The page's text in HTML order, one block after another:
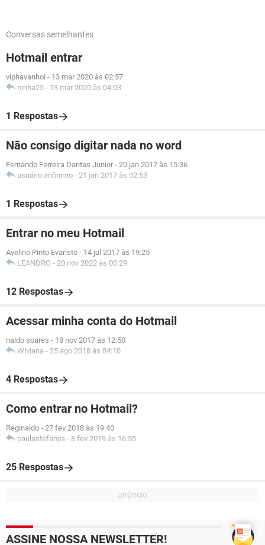
Conversas semelhantes
Hotmail entrar
viphavanhoi - 13 mar 2020 às 02:57
ninha25 - 13 mar 2020 às 04:03
1 Respostas
Não consigo digitar nada no word
Fernando Ferreira Dantas Junior - 20 jan 2017 às 15:36
usuário anônimo - 21 jan 2017 às 02:53
1 Respostas
Entrar no meu Hotmail
Avelino Pinto Evaristo - 14 jul 2017 às 19:25
LEANDRO - 20 nov 2022 às 00:29
12 Respostas
Acessar minha conta do Hotmail
naldo soares - 18 nov 2017 às 12:50
Wiviana - 25 ago 2018 às 04:10
4 Respostas
Como entrar no Hotmail?
Reginaldo - 27 fev 2018 às 19:40
paulastefanya - 8 fev 2019 às 16:55
25 Respostas
ASSINE NOSSA NEWSLETTER!